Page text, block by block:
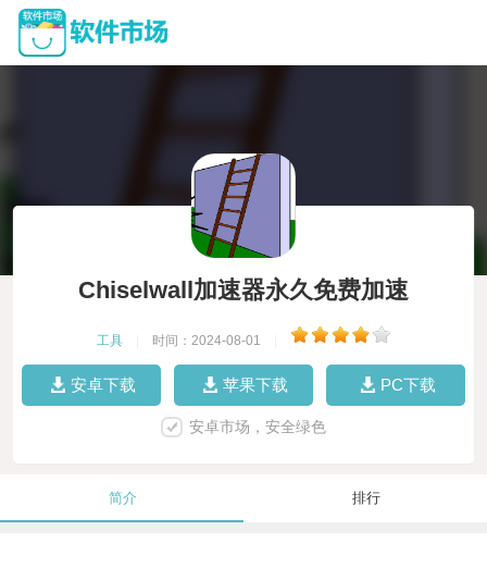
Chiselwall加速器永久免费加速
工具 时间：2024-08-01
安卓下载 苹果下载 PC下载
安卓市场，安全绿色
简介 排行